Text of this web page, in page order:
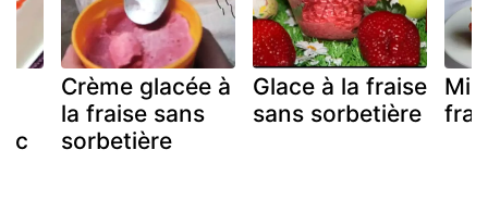
Crème glacée à
la fraise sans
sorbetière
Glace à la fraise
sans sorbetière